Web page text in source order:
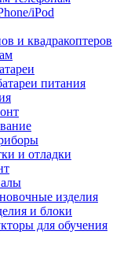
iPod
и квадракоптеров
питания
и отладки
изделия
и блоки
для обучения